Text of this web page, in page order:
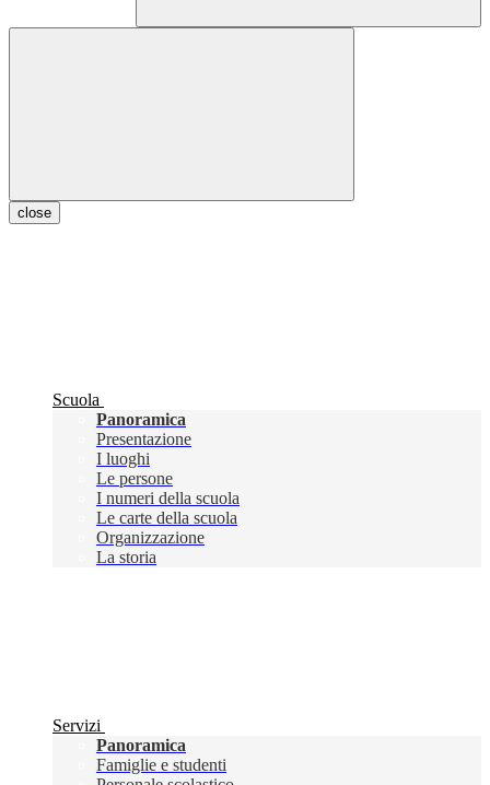
close
Scuola
Panoramica
Presentazione
I luoghi
Le persone
I numeri della scuola
Le carte della scuola
Organizzazione
La storia
Servizi
Panoramica
Famiglie e studenti